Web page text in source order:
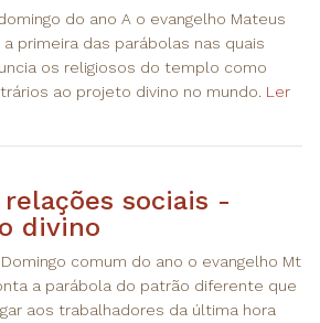
do ano A o evangelho Mateus
a primeira das parábolas nas quais
os religiosos do templo como
ao projeto divino no mundo. Ler
relações sociais -
divino
Domingo comum do ano o evangelho Mt
a parábola do patrão diferente que
aos trabalhadores da última hora